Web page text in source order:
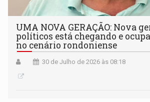
UMA NOVA GERAÇÃO: Nova
políticos está chegando e
no cenário rondoniense
30 de Julho de 2026 às 08:18